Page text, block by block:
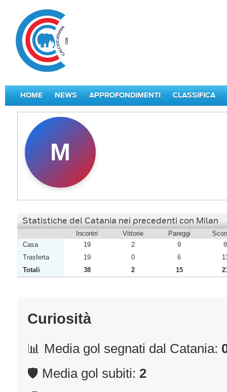
HOME NEWS APPROFONDIMENTI CLASSIFICA
M
Statistiche del Catania nei precedenti con Milan
Incontri Vittorie Pareggi
Casa
19 2 9
8
Trasferta
19 0 6
Totali
38 2 15
Curiosità
📊 Media gol segnati dal Catania:
🛡 Media gol subiti: 2